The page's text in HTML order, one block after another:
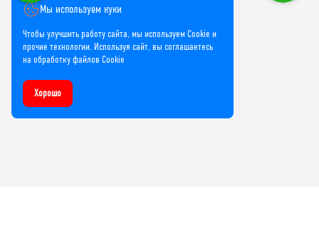
Мы используем куки
Чтобы улучшить работу сайта, мы используем Cookie и
прочие технологии. Используя сайт, вы соглашаетесь
на обработку файлов Cookie
Хорошо